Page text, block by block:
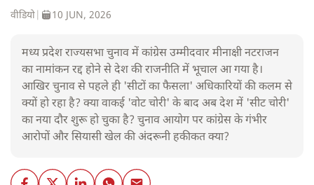
वीडियो 10 JUN, 2026
मध्य प्रदेश राज्यसभा चुनाव में कांग्रेस उम्मीदवार मीनाक्षी नटराजन
का नामांकन रद्द होने से देश की राजनीति में भूचाल आ गया है।
आखिर चुनाव से पहले ही 'सीटों का फैसला' अधिकारियों की कलम से
क्यों हो रहा है? क्या वाकई 'वोट चोरी' के बाद अब देश में 'सीट चोरी'
का नया दौर शुरू हो चुका है? चुनाव आयोग पर कांग्रेस के गंभीर
आरोपों और सियासी खेल की अंदरूनी हकीकत क्या?